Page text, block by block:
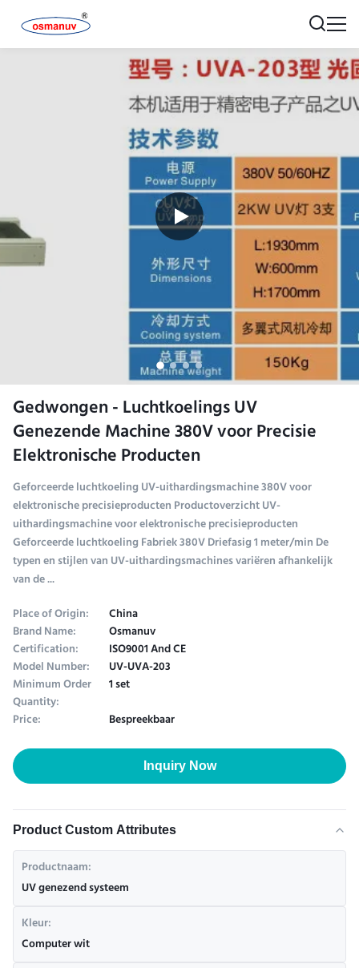
Gedwongen - Luchtkoelings UV
Genezende Machine 380V voor Precisie
Elektronische Producten
Geforceerde luchtkoeling UV-uithardingsmachine 380V voor
elektronische precisieproducten Productoverzicht UV-
uithardingsmachine voor elektronische precisieproducten
Geforceerde luchtkoeling Fabriek 380V Driefasig 1 meter/min De
typen en stijlen van UV-uithardingsmachines variëren afhankelijk
van de ...
Place of Origin:
China
Brand Name: Osmanuv
Certification: ISO9001 And CE
Model Number: UV-UVA-203
Minimum Order
Quantity:
1 set
Price:
Bespreekbaar
Inquiry Now
Product Custom Attributes
Productnaam:
UV genezend systeem
Kleur:
Computer wit